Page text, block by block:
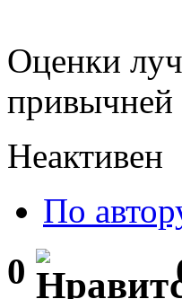
Оценки
привычней
Неактивен
По
0